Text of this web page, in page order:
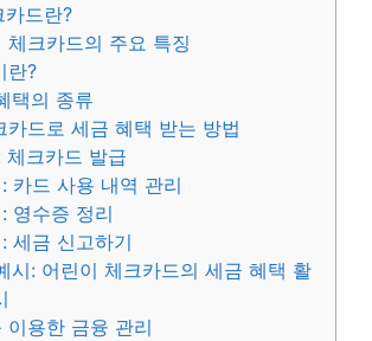
카드란?
체크카드의 주요 특징
란?
택의 종류
카드로 세금 혜택 받는 방법
체크카드 발급
카드 사용 내역 관리
영수증 정리
세금 신고하기
시: 어린이 체크카드의 세금 혜택 활
이용한 금융 관리